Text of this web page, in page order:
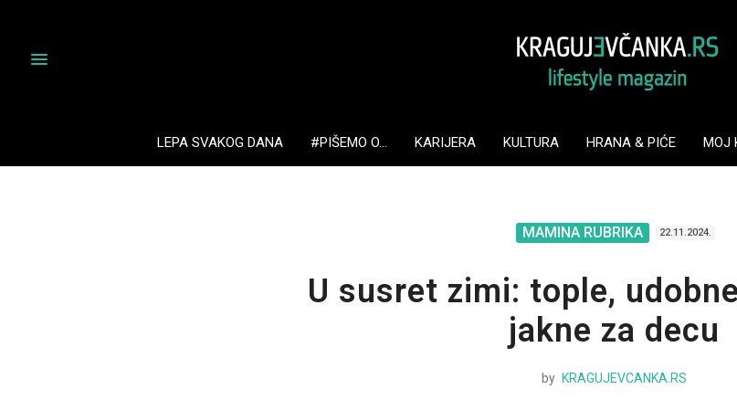
LEPA SVAKOG DANA #PIŠEMO O… KARIJERA KULTURA HRANA & PIĆE MOJ
MAMINA RUBRIKA 22.11.2024.
U susret zimi: tople,
jakne za decu
by KRAGUJEVCANKA.RS